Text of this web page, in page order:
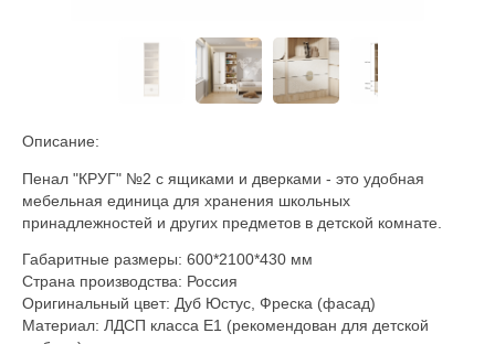
Описание:
Пенал "КРУГ" №2 с ящиками и дверками - это удобная
мебельная единица для хранения школьных
принадлежностей и других предметов в детской комнате.
Габаритные размеры: 600*2100*430 мм
Страна производства: Россия
Оригинальный цвет: Дуб Юстус, Фреска (фасад)
Материал: ЛДСП класса Е1 (рекомендован для детской